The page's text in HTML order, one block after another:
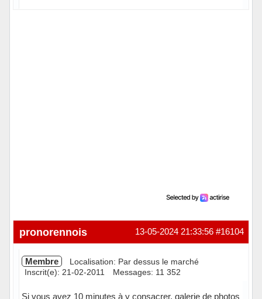
#16104
13-05-2024 21:33:56
pronorennois
Membre
Localisation: Par dessus le marché
Inscrit(e): 21-02-2011
Messages: 11 352
Si vous avez 10 minutes à y consacrer, galerie de photos